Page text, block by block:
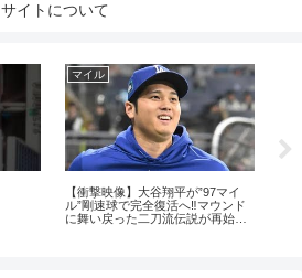
サイトについて
マイル
【衝撃映像】大谷翔平が”97マイ
ル”剛速球で完全復活へ‼️マウンド
に舞い戻った二刀流伝説が再始動